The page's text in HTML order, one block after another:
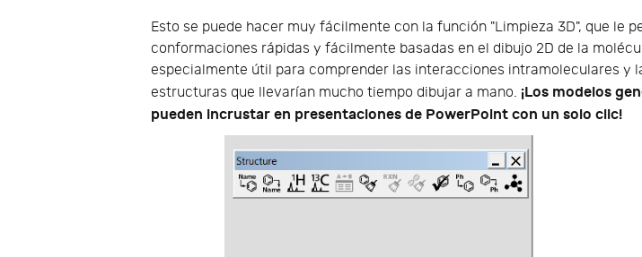
Esto se puede hacer muy fácilmente con la función "Limpieza 3D", que le
conformaciones rápidas y fácilmente basadas en el dibujo 2D de la
especialmente útil para comprender las interacciones intramoleculares y
estructuras que llevarían mucho tiempo dibujar a mano. ¡Los modelos
pueden incrustar en presentaciones de PowerPoint con un solo clic!